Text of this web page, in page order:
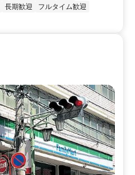
長期歓迎
フルタイム歓迎